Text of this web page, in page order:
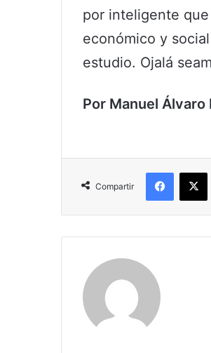
por inteligente
económico y
estudio. Ojalá
Por Manuel Álvaro
Compartir
X